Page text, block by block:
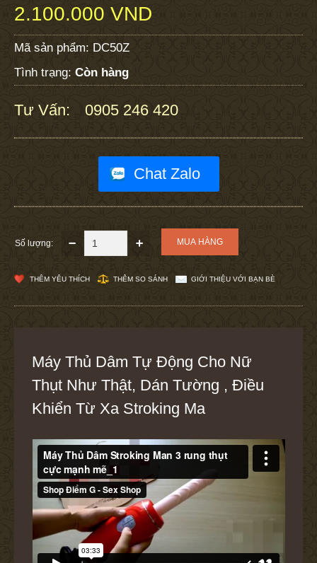
2.100.000 VND
Mã sản phẩm: DC50Z
Tình trạng: Còn hàng
Tư Vấn: 0905 246 420
Chat Zalo
Số lượng:
THÊM YÊU THÍCH THÊM SO SÁNH GIỚI THIỆU VỚI BẠN BÈ
Máy Thủ Dâm Tự Động Cho Nữ
Thụt Như Thật, Dán Tường , Điều
Khiển Từ Xa Stroking Ma